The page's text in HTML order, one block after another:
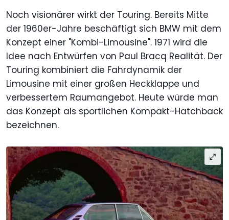
Noch visionärer wirkt der Touring. Bereits Mitte
der 1960er-Jahre beschäftigt sich BMW mit dem
Konzept einer "Kombi-Limousine". 1971 wird die
Idee nach Entwürfen von Paul Bracq Realität. Der
Touring kombiniert die Fahrdynamik der
Limousine mit einer großen Heckklappe und
verbessertem Raumangebot. Heute würde man
das Konzept als sportlichen Kompakt-Hatchback
bezeichnen.